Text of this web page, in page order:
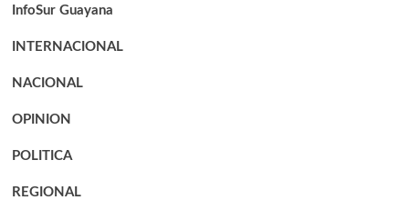
InfoSur Guayana
INTERNACIONAL
NACIONAL
OPINION
POLITICA
REGIONAL